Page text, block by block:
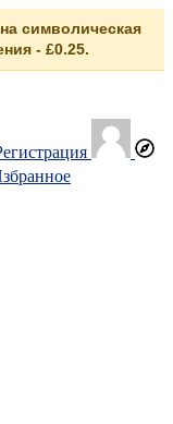
символическая
- £0.25.